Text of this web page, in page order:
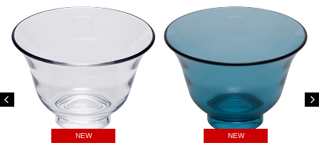
NEW NEW